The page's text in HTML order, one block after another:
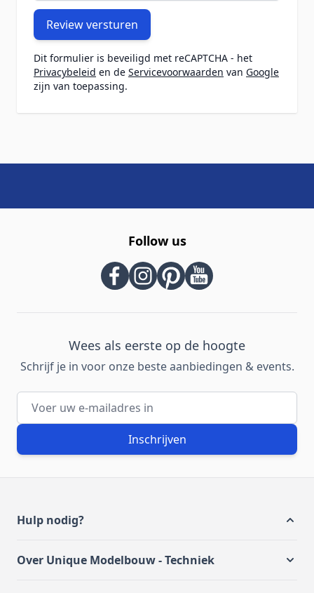
Review versturen
Dit formulier is beveiligd met reCAPTCHA - het
Privacybeleid en de Servicevoorwaarden van Google
zijn van toepassing.
Follow us
Wees als eerste op de hoogte
Schrijf je in voor onze beste aanbiedingen & events.
E-mailadres
Inschrijven
Hulp nodig?
Over Unique Modelbouw - Techniek